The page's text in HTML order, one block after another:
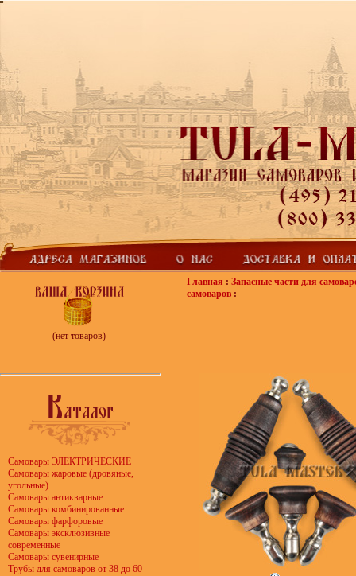
(нет товаров)
Самовары ЭЛЕКТРИЧЕСКИЕ
Самовары жаровые (дровяные,
угольные)
Самовары антикварные
Самовары комбинированные
Самовары фарфоровые
Самовары эксклюзивные
современные
Самовары сувенирные
Трубы для самоваров от 38 до 60
Главная : Запасные части для
самоваров :